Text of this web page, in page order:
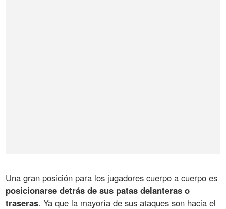
Una gran posición para los jugadores cuerpo a cuerpo es
posicionarse detrás de sus patas delanteras o
traseras. Ya que la mayoría de sus ataques son hacia el